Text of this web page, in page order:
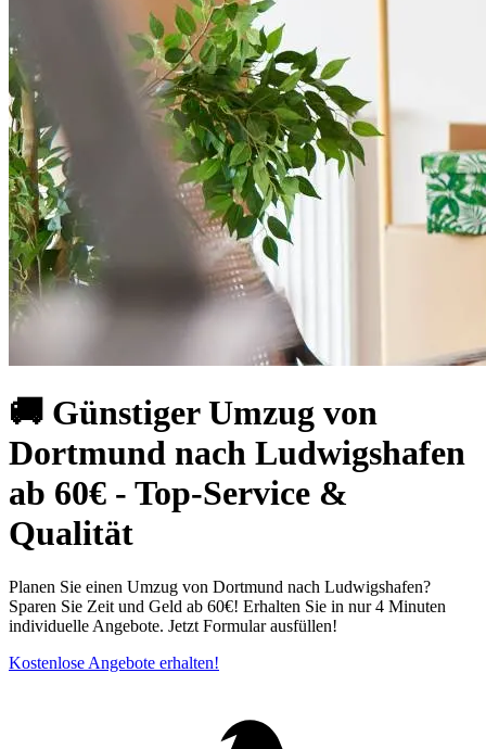
🚚 Günstiger Umzug von
Dortmund nach Ludwigshafen
ab 60€ - Top-Service &
Qualität
Planen Sie einen Umzug von Dortmund nach Ludwigshafen?
Sparen Sie Zeit und Geld ab 60€! Erhalten Sie in nur 4 Minuten
individuelle Angebote. Jetzt Formular ausfüllen!
Kostenlose Angebote erhalten!